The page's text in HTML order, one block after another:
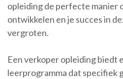
opleiding de perfecte manier
ontwikkelen en je succes in
vergroten.
Een verkoper opleiding biedt
leerprogramma dat specifiek